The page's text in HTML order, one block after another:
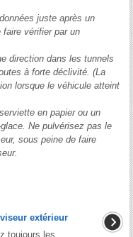
juste après un
vérifier par un
direction dans les tunnels
à forte déclivité. (La
lorsque le véhicule atteint
en papier ou un
Ne pulvérisez pas le
sous peine de faire
extérieur
toujours les